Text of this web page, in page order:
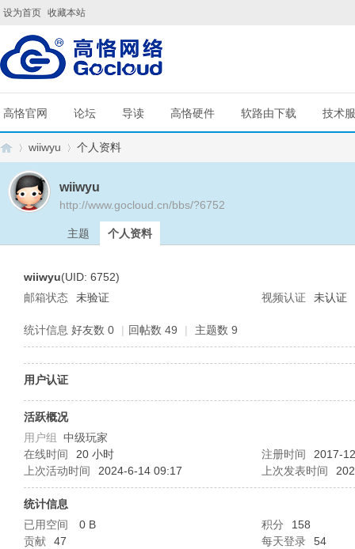
设为首页 收藏本站
高恪官网 论坛 导读 高恪硬件 软路由下载 技术
wiiwyu 个人资料
wiiwyu
http://www.gocloud.cn/bbs/?6752
主题 个人资料
wiiwyu(UID: 6752)
邮箱状态
未验证 视频认证 未认证
统计信息 好友数 0 | 回帖数 49 | 主题数 9
用户认证
活跃概况
用户组 中级玩家
在线时间
20 小时 注册时间
2017-
上次活动时间
2024-6-14 09:17 上次发表时间
统计信息
已用空间
0 B 积分
158
贡献
47 每天登录
54